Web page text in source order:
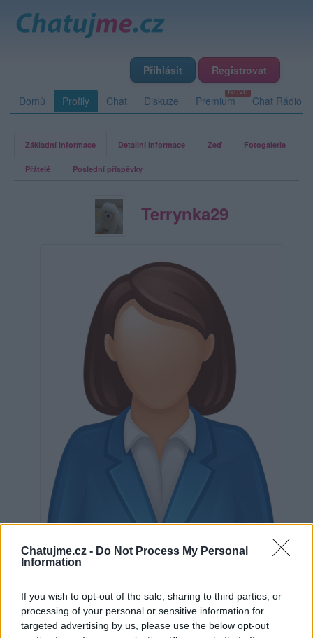
Chatujme.cz - Do Not Process My Personal
Information
If you wish to opt-out of the sale, sharing to third parties, or
processing of your personal or sensitive information for
targeted advertising by us, please use the below opt-out
Přihlásit Registrovat
Domů Profily Chat Diskuze Premium Chat Rádio
Základní informace Detailní informace Zeď Fotogalerie
Přátelé Poslední příspěvky
Terrynka29
Neověřeno
0 uživatelům se líbí